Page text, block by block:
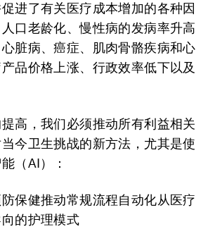
进了有关医疗成本增加的各种因
口老龄化、慢性病的发病率升高
心脏病、癌症、肌肉骨骼疾病和心
品价格上涨、行政效率低下以及
高，我们必须推动所有利益相关
今卫生挑战的新方法，尤其是使
（AI）：
保健推动常规流程自动化从医疗
的护理模式